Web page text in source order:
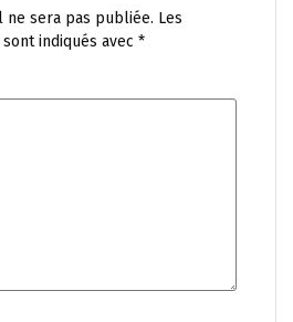
ne sera pas publiée. Les
indiqués avec *